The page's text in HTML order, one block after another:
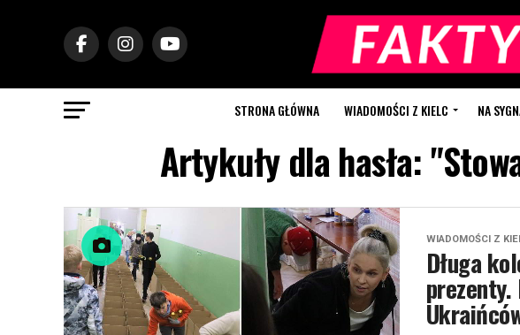
STRONA GŁÓWNA WIADOMOŚCI Z KIELC NA
Artykuły dla hasła:
WIADOMOŚCI Z
Długa